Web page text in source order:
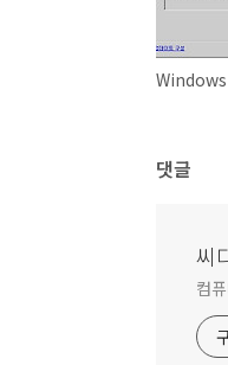
댓글
씨
컴